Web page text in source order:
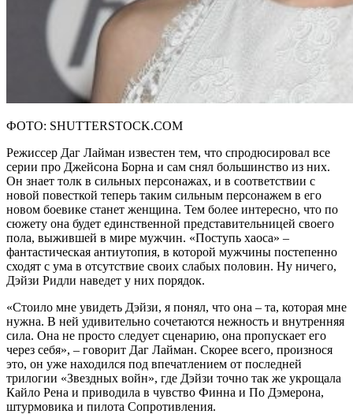
ФОТО: SHUTTERSTOCK.COM
Режиссер Даг Лайман известен тем, что спродюсировал все
серии про Джейсона Борна и сам снял большинство из них.
Он знает толк в сильных персонажах, и в соответствии с
новой повесткой теперь таким сильным персонажем в его
новом боевике станет женщина. Тем более интересно, что по
сюжету она будет единственной представительницей своего
пола, выжившей в мире мужчин. «Поступь хаоса» –
фантастическая антиутопия, в которой мужчины постепенно
сходят с ума в отсутствие своих слабых половин. Ну ничего,
Дэйзи Ридли наведет у них порядок.
«Стоило мне увидеть Дэйзи, я понял, что она – та, которая мне
нужна. В ней удивительно сочетаются нежность и внутренняя
сила. Она не просто следует сценарию, она пропускает его
через себя», – говорит Даг Лайман. Скорее всего, произнося
это, он уже находился под впечатлением от последней
трилогии «Звездных войн», где Дэйзи точно так же укрощала
Кайло Рена и приводила в чувство Финна и По Дэмерона,
штурмовика и пилота Сопротивления.